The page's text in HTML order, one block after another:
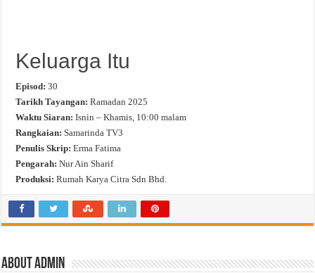
Keluarga Itu
Episod: 30
Tarikh Tayangan: Ramadan 2025
Waktu Siaran: Isnin – Khamis, 10:00 malam
Rangkaian:Samarinda TV3
Penulis Skrip: Erma Fatima
Pengarah:Nur Ain Sharif
Produksi: Rumah Karya Citra Sdn Bhd.
About admin